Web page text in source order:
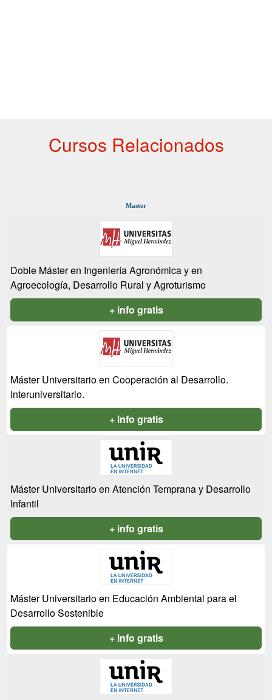
Cursos Relacionados
Master
Doble Máster en Ingeniería Agronómica y en
Agroecología, Desarrollo Rural y Agroturismo
+ info gratis
Máster Universitario en Cooperación al Desarrollo.
Interuniversitario.
+ info gratis
Máster Universitario en Atención Temprana y Desarrollo
Infantil
+ info gratis
Máster Universitario en Educación Ambiental para el
Desarrollo Sostenible
+ info gratis